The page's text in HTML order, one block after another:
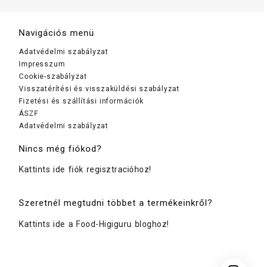
Navigációs menü
Adatvédelmi szabályzat
Impresszum
Cookie-szabályzat
Visszatérítési és visszaküldési szabályzat
Fizetési és szállítási információk
ÁSZF
Adatvédelmi szabályzat
Nincs még fiókod?
Kattints ide fiók regisztracióhoz!
Szeretnél megtudni többet a termékeinkről?
Kattints ide a Food-Higiguru bloghoz!